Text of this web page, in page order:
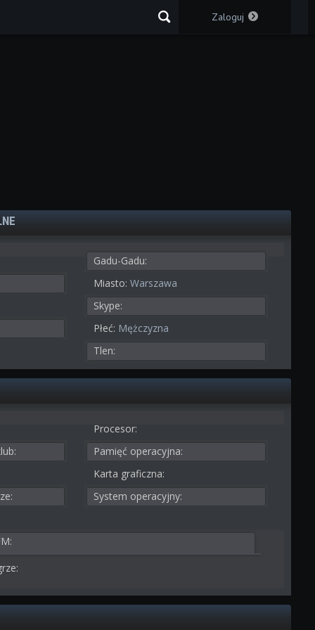
Zaloguj
Gadu-Gadu:
Miasto: Warszawa
Skype:
Płeć: Mężczyzna
Tlen:
Procesor:
Pamięć operacyjna:
Karta graficzna:
System operacyjny: